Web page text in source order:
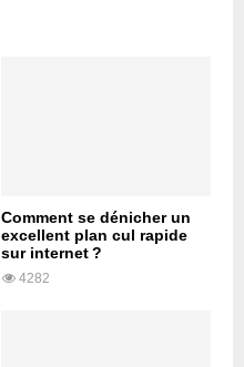
Comment se dénicher un
excellent plan cul rapide
sur internet ?
4282